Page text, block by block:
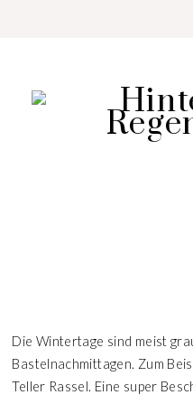
Die Wintertage sind meist
Bastelnachmittagen. Zum
Teller Rassel. Eine super